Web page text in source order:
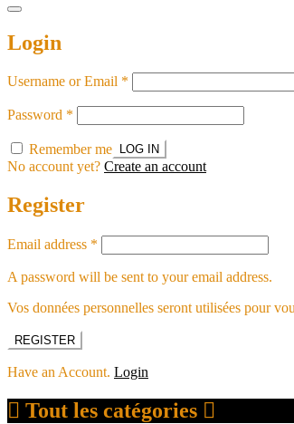
Login
Username or Email *
Password *
Remember me
No account yet? Create an account
Register
Email address *
A password will be sent to your email address.
Vos données personnelles seront utilisées pour
REGISTER
Have an Account. Login
Tout les catégories